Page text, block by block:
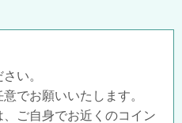
い。
でお願いいたします。
ご自身でお近くのコイン